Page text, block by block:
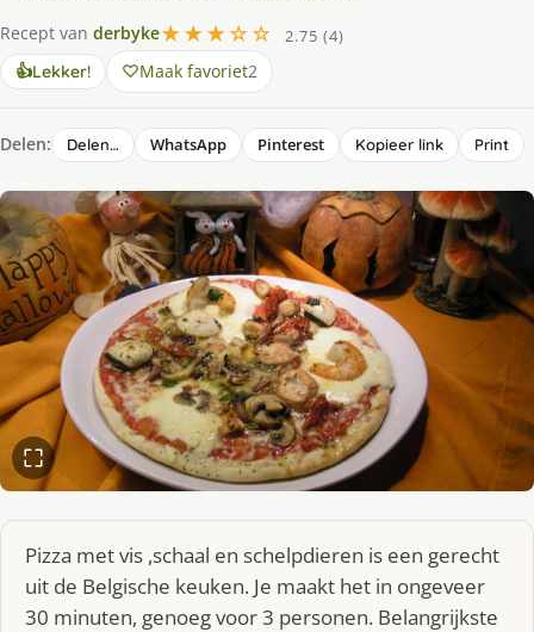
Recept van derbyke★★★☆☆
2.75 (4)
👍Lekker! Maak favoriet2
Delen: Delen… WhatsApp Pinterest Kopieer link Print
Pizza met vis ,schaal en schelpdieren is een gerecht
uit de Belgische keuken. Je maakt het in ongeveer
30 minuten, genoeg voor 3 personen. Belangrijkste